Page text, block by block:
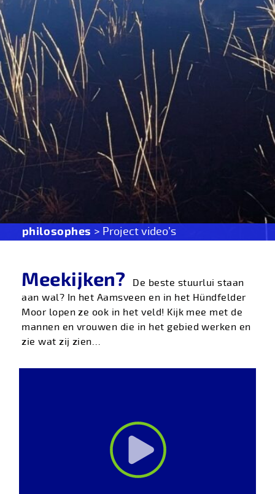
philosophes > Project video’s
Meekijken?
De beste stuurlui staan
aan wal? In het Aamsveen en in het Hündfelder
Moor lopen ze ook in het veld! Kijk mee met de
mannen en vrouwen die in het gebied werken en
zie wat zij zien…